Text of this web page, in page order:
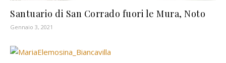
Santuario di San Corrado fuori le Mura, Noto
Gennaio 3, 2021